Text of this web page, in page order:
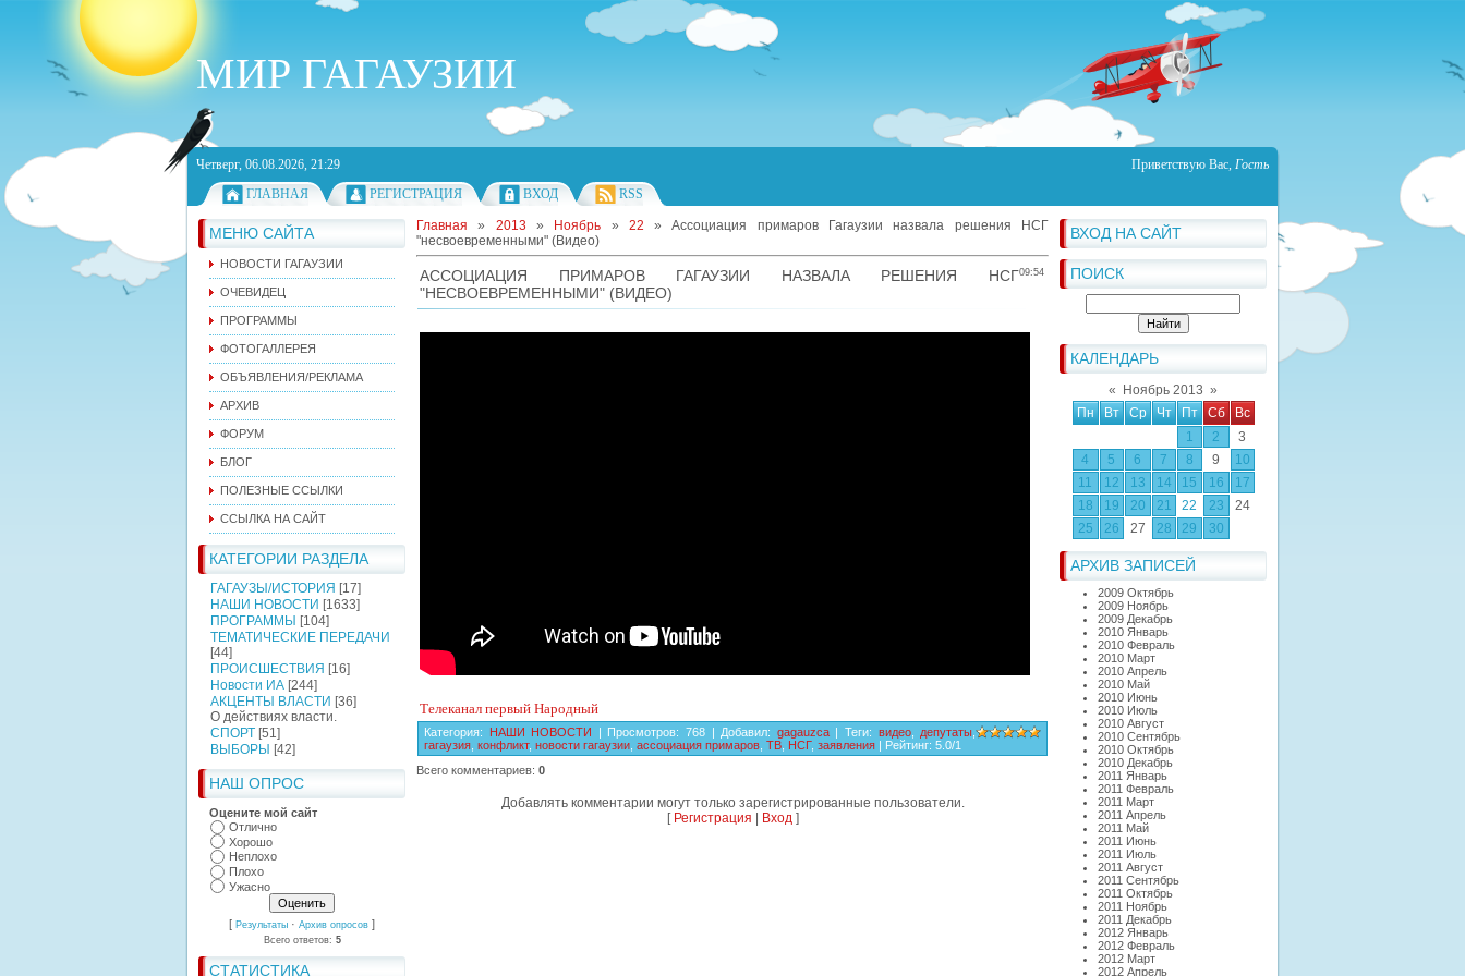
МИР ГАГАУЗИИ
Четверг, 06.08.2026, 21:29 Приветствую Вас, Гость
ГЛАВНАЯ
РЕГИСТРАЦИЯ ВХОД RSS
МЕНЮ САЙТА
НОВОСТИ ГАГАУЗИИ
ОЧЕВИДЕЦ
ПРОГРАММЫ
ФОТОГАЛЛЕРЕЯ
ОБЪЯВЛЕНИЯ/РЕКЛАМА
АРХИВ
ФОРУМ
БЛОГ
ПОЛЕЗНЫЕ ССЫЛКИ
ССЫЛКА НА САЙТ
КАТЕГОРИИ РАЗДЕЛА
ГАГАУЗЫ/ИСТОРИЯ [17]
НАШИ НОВОСТИ [1633]
ПРОГРАММЫ [104]
ТЕМАТИЧЕСКИЕ ПЕРЕДАЧИ
[44]
ПРОИСШЕСТВИЯ [16]
Новости ИА [244]
АКЦЕНТЫ ВЛАСТИ [36]
О действиях власти.
СПОРТ [51]
ВЫБОРЫ [42]
НАШ ОПРОС
Оцените мой сайт
Отлично
Хорошо
Неплохо
Плохо
Ужасно
[ Результаты · Архив опросов ]
Всего ответов: 5
СТАТИСТИКА
ВХОД НА САЙТ
ПОИСК
КАЛЕНДАРЬ
« Ноябрь 2013 »
Пн
Вт Ср Чт Пт Сб
Вс
1
2
3
4
5 6 7 8 9
10
11
12 13 14 15 16
17
18
19 20 21 22 23
24
25
26 27 28 29 30
АРХИВ ЗАПИСЕЙ
2009 Октябрь
2009 Ноябрь
2009 Декабрь
2010 Январь
2010 Февраль
2010 Март
2010 Апрель
2010 Май
2010 Июнь
2010 Июль
2010 Август
2010 Сентябрь
2010 Октябрь
2010 Декабрь
2011 Январь
2011 Февраль
2011 Март
2011 Апрель
2011 Май
2011 Июнь
2011 Июль
2011 Август
2011 Сентябрь
2011 Октябрь
2011 Ноябрь
2011 Декабрь
2012 Январь
2012 Февраль
2012 Март
2012 Апрель
Главная » 2013 » Ноябрь » 22 » Ассоциация примаров Гагаузии назвала решения НСГ
"несвоевременными" (Видео)
09:54
АССОЦИАЦИЯ ПРИМАРОВ ГАГАУЗИИ НАЗВАЛА РЕШЕНИЯ НСГ
"НЕСВОЕВРЕМЕННЫМИ" (ВИДЕО)
Телеканал первый Народный
Категория: НАШИ НОВОСТИ | Просмотров: 768| Добавил: gagauzca | Теги: видео, депутаты ,
гагаузия конфликт, новости гагаузии ассоциация примаров ТВ НСГ, заявления | Рейтинг: 5.0/1
Всего комментариев: 0
Добавлять комментарии могут только зарегистрированные пользователи.
[ Регистрация Вход]